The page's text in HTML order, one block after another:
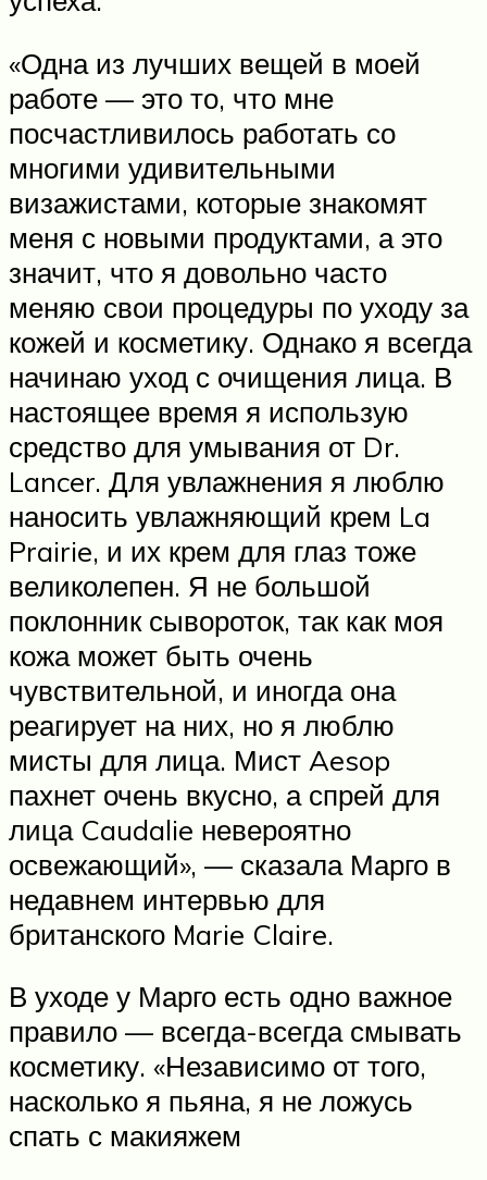
«Одна из лучших вещей в моей
работе — это то, что мне
посчастливилось работать со
многими удивительными
визажистами, которые знакомят
меня с новыми продуктами, а это
значит, что я довольно часто
меняю свои процедуры по уходу за
кожей и косметику. Однако я всегда
начинаю уход с очищения лица. В
настоящее время я использую
средство для умывания от Dr.
Lancer. Для увлажнения я люблю
наносить увлажняющий крем La
Prairie, и их крем для глаз тоже
великолепен. Я не большой
поклонник сывороток, так как моя
кожа может быть очень
чувствительной, и иногда она
реагирует на них, но я люблю
мисты для лица. Мист Aesop
пахнет очень вкусно, а спрей для
лица Caudalie невероятно
освежающий», — сказала Марго в
недавнем интервью для
британского Marie Claire.
В уходе у Марго есть одно важное
правило — всегда-всегда смывать
косметику. «Независимо от того,
насколько я пьяна, я не ложусь
спать с макияжем